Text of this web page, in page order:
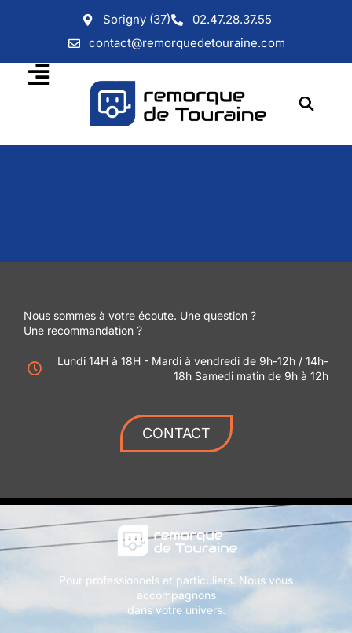
Sorigny (37)
02.47.28.37.55
contact@remorquedetouraine.com
Nous sommes à votre écoute. Une question ?
Une recommandation ?
Lundi 14H à 18H - Mardi à vendredi de 9h-12h / 14h-
18h Samedi matin de 9h à 12h
CONTACT
Pour professionnels et particuliers. Nous vous
accompagnons
dans votre univers.